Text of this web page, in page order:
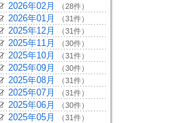
2026年02月 （28件）
2026年01月 （31件）
2025年12月 （31件）
2025年11月 （30件）
2025年10月 （31件）
2025年09月 （30件）
2025年08月 （31件）
2025年07月 （31件）
2025年06月 （30件）
2025年05月 （31件）